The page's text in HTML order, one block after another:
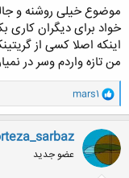
موضوع خیلی روشنه و
خواد برای دیگران
اینکه اصلا کسی از
من تازه واردم وسر در
و
ا
ک
ن
ش
ه
ا
mars1
عضو جدید